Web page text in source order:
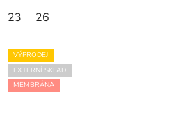
23 26
VÝPRODEJ
EXTERNÍ SKLAD
MEMBRÁNA